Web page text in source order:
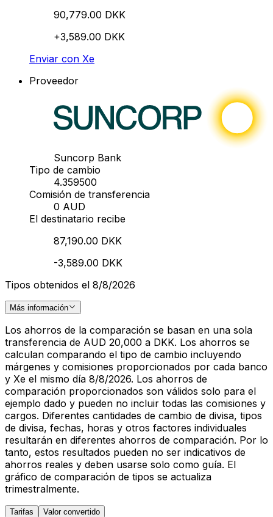
90,779.00 DKK
+3,589.00 DKK
Enviar con Xe
Proveedor
Suncorp Bank
Tipo de cambio
4.359500
Comisión de transferencia
0 AUD
El destinatario recibe
87,190.00 DKK
-3,589.00 DKK
Tipos obtenidos el 8/8/2026
Más información
Los ahorros de la comparación se basan en una sola
transferencia de AUD 20,000 a DKK. Los ahorros se
calculan comparando el tipo de cambio incluyendo
márgenes y comisiones proporcionados por cada banco
y Xe el mismo día 8/8/2026. Los ahorros de
comparación proporcionados son válidos solo para el
ejemplo dado y pueden no incluir todas las comisiones y
cargos. Diferentes cantidades de cambio de divisa, tipos
de divisa, fechas, horas y otros factores individuales
resultarán en diferentes ahorros de comparación. Por lo
tanto, estos resultados pueden no ser indicativos de
ahorros reales y deben usarse solo como guía. El
gráfico de comparación de tipos se actualiza
trimestralmente.
Tarifas Valor convertido